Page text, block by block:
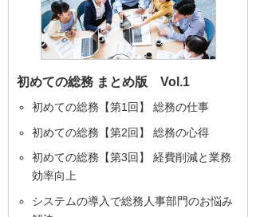
初めての総務 まとめ版 Vol.1
初めての総務【第1回】 総務の仕事
初めての総務【第2回】 総務の心得
初めての総務【第3回】 経費削減と業務
効率向上
システムの導入で総務人事部門のお悩み